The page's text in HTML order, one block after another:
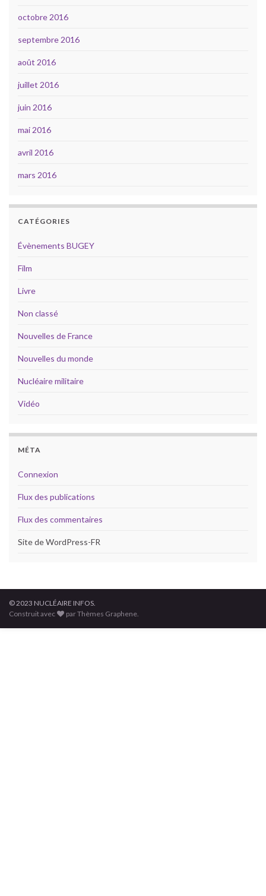
octobre 2016
septembre 2016
août 2016
juillet 2016
juin 2016
mai 2016
avril 2016
mars 2016
CATÉGORIES
Évènements BUGEY
Film
Livre
Non classé
Nouvelles de France
Nouvelles du monde
Nucléaire militaire
Vidéo
MÉTA
Connexion
Flux des publications
Flux des commentaires
Site de WordPress-FR
© 2023 NUCLÉAIRE INFOS.
Construit avec
par Thèmes Graphene.